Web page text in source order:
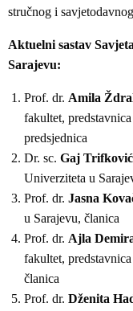
stručnog i
Aktuelni sastav
Sarajevu:
Prof. dr. Amila
fakultet,
predsjednica
Dr. sc. Gaj Trifković
Univerziteta u
Prof. dr. Jasna
u Sarajevu, članica
Prof. dr. Ajla
fakultet,
članica
Prof. dr. Dženita